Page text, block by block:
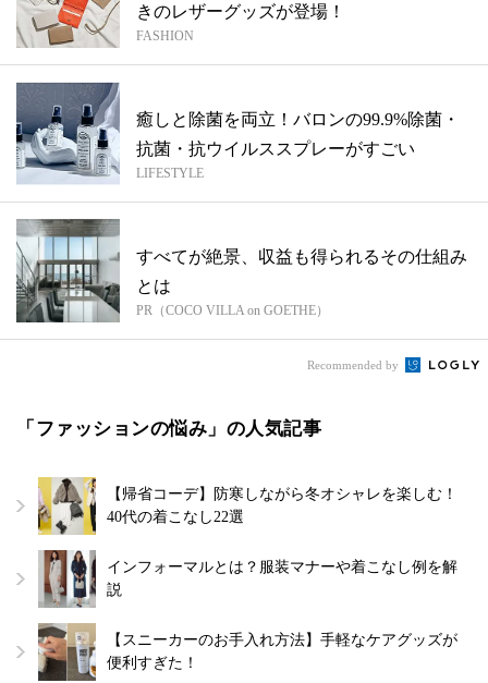
きのレザーグッズが登場！
FASHION
癒しと除菌を両立！バロンの99.9%除菌・
抗菌・抗ウイルススプレーがすごい
LIFESTYLE
すべてが絶景、収益も得られるその仕組み
とは
PR（COCO VILLA on GOETHE）
Recommended by
「ファッションの悩み」の人気記事
【帰省コーデ】防寒しながら冬オシャレを楽しむ！
40代の着こなし22選
インフォーマルとは？服装マナーや着こなし例を解
説
【スニーカーのお手入れ方法】手軽なケアグッズが
便利すぎた！